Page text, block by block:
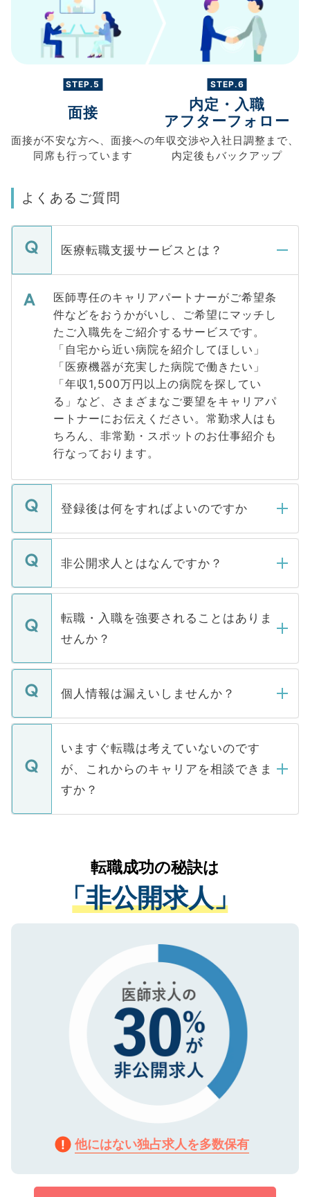
STEP.5
面接
面接が不安な方へ、 面接への
同席も行っています
STEP.6
内定・入職
アフターフォロー
年収交渉や入社日調整まで、
内定後もバックアップ
よくあるご質問
医療転職支援サービスとは？
医師専任のキャリアパートナーがご希望条
件などをおうかがいし、ご希望にマッチし
たご入職先をご紹介するサービスです。
「自宅から近い病院を紹介してほしい」
「医療機器が充実した病院で働きたい」
「年収1,500万円以上の病院を探してい
る」など、さまざまなご要望をキャリアパ
ートナーにお伝えください。常勤求人はも
ちろん、非常勤・スポットのお仕事紹介も
行なっております。
登録後は何をすればよいのですか
ご登録いただきましたら、弊社担当者がご
登録内容を確認し、その後メールもしくは
ます。通常、5営業日以内にはご連絡をせて
いただきますので、しばらくお待ちくださ
い。
非公開求人とはなんですか？
マイナビDOCTORで取り扱っている求人の
うち約3割は、Webサイトからご覧いただ
けない「非公開求人」です。非公開求人は
下記の理由によって、一般には公開してい
ません。
■応募殺到を避けるため 人気のある医療機
関を公にしてしまうと、応募が殺到する場
に、医療機関が求める条件に合った人材の
みを人材紹介会社に依頼するケースが増え
ています。
転職・入職を強要されることはありま
せんか？
転職・入職を強要することは一切ありませ
ん。また、仮に応募先から内定をいただい
定を承諾する必要はありません。内定先へ
の辞退の連絡はキャリアパートナーが行い
ますので、ご安心ください。
個人情報は漏えいしませんか？
個人情報が漏えいすることはありませんの
で、ご安心ください。当サイトからの登録
などで収集したご登録者様の個人情報は、
ご本人のキャリアアップおよび転職活動の
支援を目的に使用いたします。お預かりし
ているすべての個人データはご本人の許可
は、個人情報の取り扱いについての厳密な
管理基準を満たした事業者のみに付与され
る、プライバシーマークを取得済みです。
ご登録いただいた個人情報は、SSL（デー
で、機密保持に関してもご安心ください。
いますぐ転職は考えていないのです
が、これからのキャリアを相談できま
すか？
かがいして、現在の医療機関の状況や紹介
経験をまじえながら、適切なアドバイスを
させていただきます。すぐにご転職をされ
ない方には、長期的なサポートが可能です
ので、まずはご登録ください。
転職成功の秘訣は
「非公開求人」
他にはない独占求人を多数保有